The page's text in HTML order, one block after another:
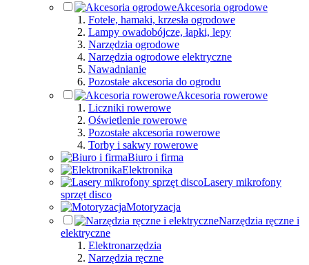
Akcesoria ogrodowe
Fotele, hamaki, krzesła ogrodowe
Lampy owadobójcze, łapki, lepy
Narzędzia ogrodowe
Narzędzia ogrodowe elektryczne
Nawadnianie
Pozostałe akcesoria do ogrodu
Akcesoria rowerowe
Liczniki rowerowe
Oświetlenie rowerowe
Pozostałe akcesoria rowerowe
Torby i sakwy rowerowe
Biuro i firma
Elektronika
Lasery mikrofony
sprzęt disco
Motoryzacja
Narzędzia ręczne i
elektryczne
Elektronarzędzia
Narzędzia ręczne